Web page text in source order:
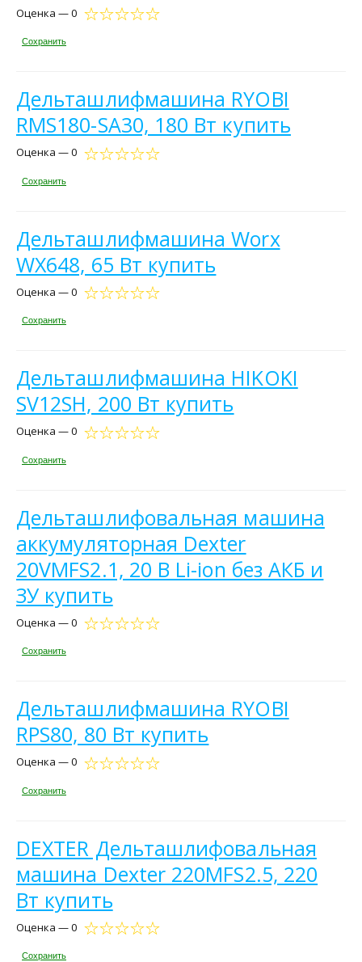
Оценка — 0
Сохранить
Дельташлифмашина RYOBI
RMS180-SA30, 180 Вт купить
Оценка — 0
Сохранить
Дельташлифмашина Worx
WX648, 65 Вт купить
Оценка — 0
Сохранить
Дельташлифмашина HIKOKI
SV12SH, 200 Вт купить
Оценка — 0
Сохранить
Дельташлифовальная машина
аккумуляторная Dexter
20VMFS2.1, 20 В Li-ion без АКБ и
ЗУ купить
Оценка — 0
Сохранить
Дельташлифмашина RYOBI
RPS80, 80 Вт купить
Оценка — 0
Сохранить
DEXTER Дельташлифовальная
машина Dexter 220MFS2.5, 220
Вт купить
Оценка — 0
Сохранить